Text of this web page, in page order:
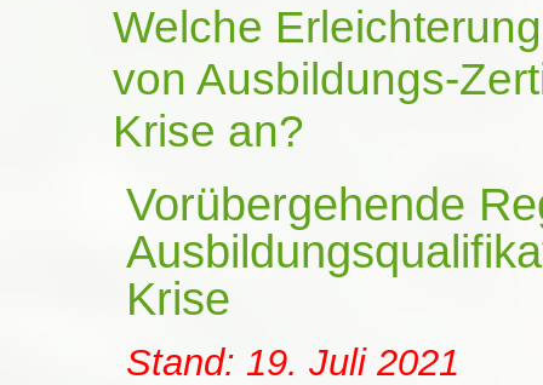
Welche
von Ausbildungs-
Krise an?
Vorübergehende
Krise
Stand: 19. Juli 2021